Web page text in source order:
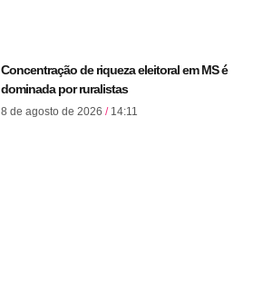
Concentração de riqueza eleitoral em MS é
dominada por ruralistas
8 de agosto de 2026 14:11